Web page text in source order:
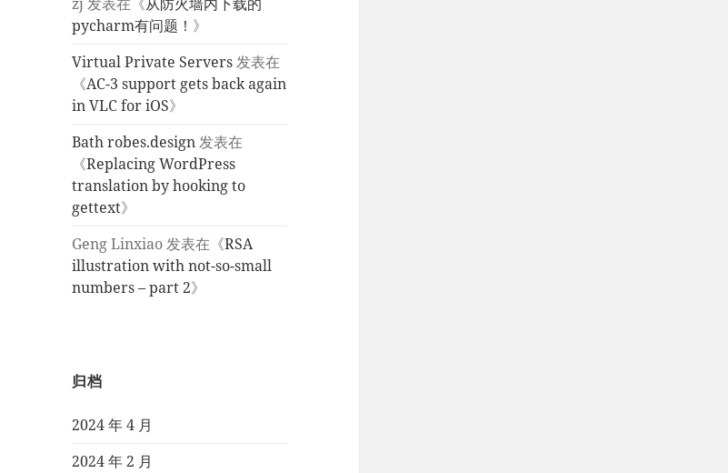
pycharm有问题！ 》
Virtual Private Servers发表在
《AC-3 support gets back again
in VLC for iOS》
Bath robes.design发表在
《Replacing WordPress
translation by hooking to
gettext》
Geng Linxiao发表在《RSA
illustration with not-so-small
numbers – part 2》
归档
2024 年 4 月
2024 年 2 月